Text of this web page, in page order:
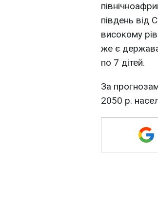
південь від
високому
же є
по 7 дітей.
За
2050 р.